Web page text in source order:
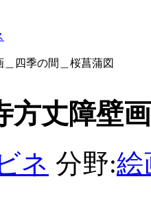
＿四季の間＿桜菖蒲図
方丈障壁
ネ 分野:絵